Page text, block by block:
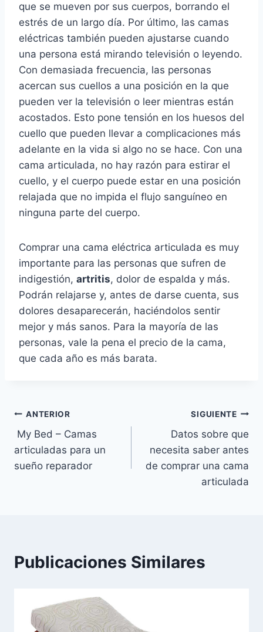
que se mueven por sus cuerpos, borrando el
estrés de un largo día. Por último, las camas
eléctricas también pueden ajustarse cuando
una persona está mirando televisión o leyendo.
Con demasiada frecuencia, las personas
acercan sus cuellos a una posición en la que
pueden ver la televisión o leer mientras están
acostados. Esto pone tensión en los huesos del
cuello que pueden llevar a complicaciones más
adelante en la vida si algo no se hace. Con una
cama articulada, no hay razón para estirar el
cuello, y el cuerpo puede estar en una posición
relajada que no impida el flujo sanguíneo en
ninguna parte del cuerpo.
Comprar una cama eléctrica articulada es muy
importante para las personas que sufren de
indigestión, artritis, dolor de espalda y más.
Podrán relajarse y, antes de darse cuenta, sus
dolores desaparecerán, haciéndolos sentir
mejor y más sanos. Para la mayoría de las
personas, vale la pena el precio de la cama,
que cada año es más barata.
Navegación
de
entradas
ANTERIOR
My Bed – Camas
articuladas para un
sueño reparador
SIGUIENTE
Datos sobre que
necesita saber antes
de comprar una cama
articulada
Publicaciones Similares